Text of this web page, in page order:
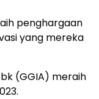
penghargaan
yang mereka
(GGIA) meraih